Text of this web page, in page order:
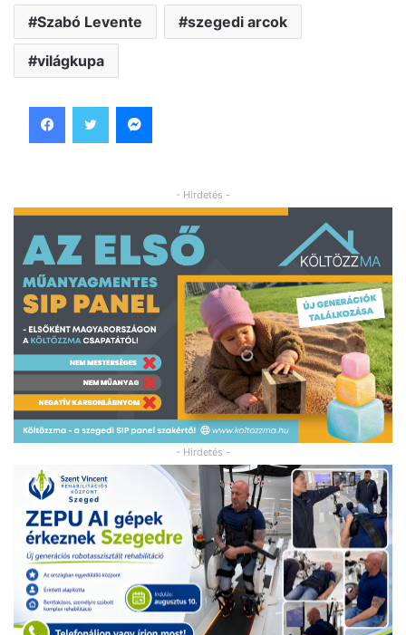
Szabó Levente szegedi arcok
világkupa
- Hirdetés -
- Hirdetés -